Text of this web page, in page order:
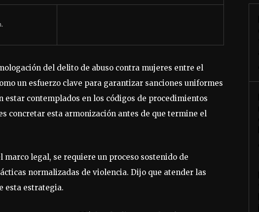
del delito de abuso contra mujeres entre el
un esfuerzo clave para garantizar sanciones uniformes
estar contemplados en los códigos de procedimientos
concretar esta armonización antes de que termine el
legal, se requiere un proceso sostenido de
normalizadas de violencia. Dijo que atender las
esta estrategia.